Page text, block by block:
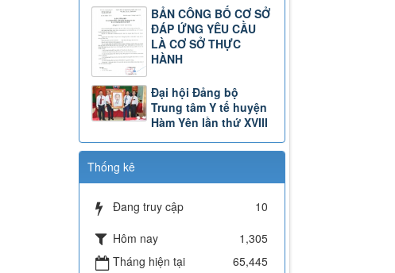
BẢN CÔNG BỐ CƠ SỞ
ĐÁP ỨNG YÊU CẦU
LÀ CƠ SỞ THỰC
HÀNH
Đại hội Đảng bộ
Trung tâm Y tế huyện
Hàm Yên lần thứ XVIII
Thống kê
Đang truy cập
10
Hôm nay
1,305
Tháng hiện tại
65,445